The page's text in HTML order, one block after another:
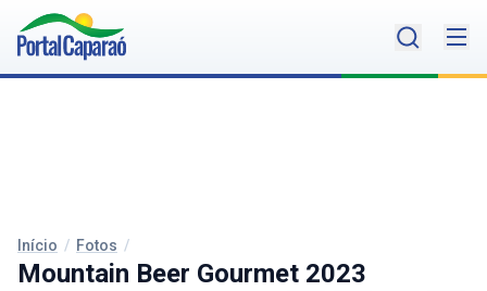
Início / Fotos /
Mountain Beer Gourmet 2023